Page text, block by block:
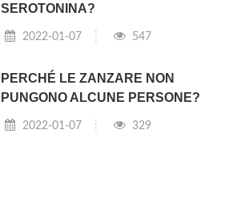
SEROTONINA?
2022-01-07 547
PERCHÉ LE ZANZARE NON
PUNGONO ALCUNE PERSONE?
2022-01-07 329